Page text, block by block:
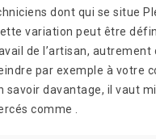
dont qui se situe
variation peut être
de l’artisan, autrement
par exemple à votre
savoir davantage, il vaut
comme .